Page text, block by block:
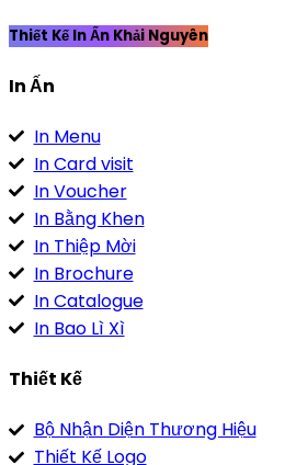
Thiết Kế In Ấn Khải Nguyên
In Ấn
In Menu
In Card visit
In Voucher
In Bằng Khen
In Thiệp Mời
In Brochure
In Catalogue
In Bao Lì Xì
Thiết Kế
Bộ Nhận Diện Thương Hiệu
Thiết Kế Logo